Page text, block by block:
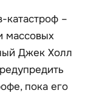
катастроф –
массовых
Джек Холл
пока его